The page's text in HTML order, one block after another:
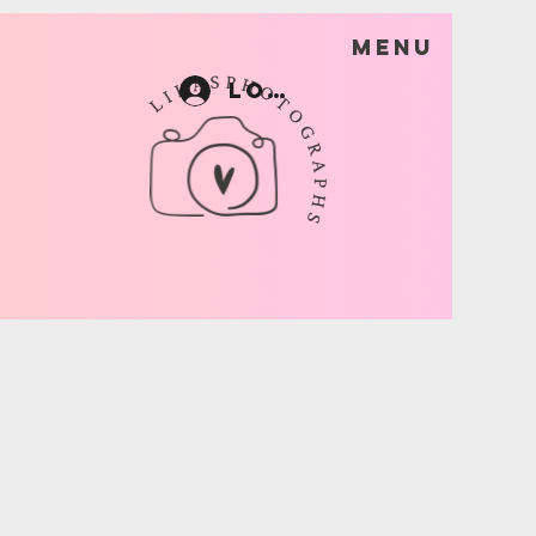
Menu
Log In